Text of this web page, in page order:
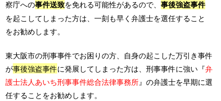
察庁への事件送致を免れる可能性があるので、事後強盗事件
を起こしてしまった方は、一刻も早く弁護士を選任すること
をお勧めします。
東大阪市の刑事事件でお困りの方、自身の起こした万引き事件
が事後強盗事件に発展してしまった方は、刑事事件に強い『弁
護士法人あいち刑事事件総合法律事務所』の弁護士を早期に選
任することをお勧めします。